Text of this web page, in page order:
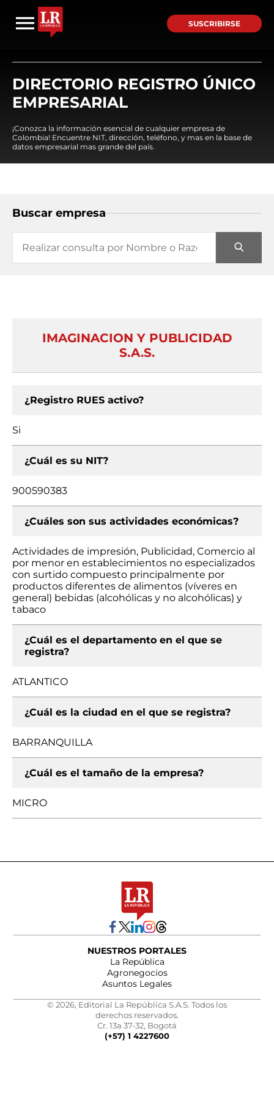
SUSCRIBIRSE
DIRECTORIO REGISTRO ÚNICO
EMPRESARIAL
¡Conozca la información esencial de cualquier empresa de
Colombia! Encuentre NIT, dirección, teléfono, y mas en la base de
datos empresarial mas grande del país.
Buscar empresa
IMAGINACION Y PUBLICIDAD
S.A.S.
¿Registro RUES activo?
Si
¿Cuál es su NIT?
900590383
¿Cuáles son sus actividades económicas?
Actividades de impresión, Publicidad, Comercio al
por menor en establecimientos no especializados
con surtido compuesto principalmente por
productos diferentes de alimentos (víveres en
general) bebidas (alcohólicas y no alcohólicas) y
tabaco
¿Cuál es el departamento en el que se
registra?
ATLANTICO
¿Cuál es la ciudad en el que se registra?
BARRANQUILLA
¿Cuál es el tamaño de la empresa?
MICRO
NUESTROS PORTALES
La República
Agronegocios
Asuntos Legales
© 2026, Editorial La República S.A.S. Todos los
derechos reservados.
Cr. 13a 37-32, Bogotá
(+57) 1 4227600